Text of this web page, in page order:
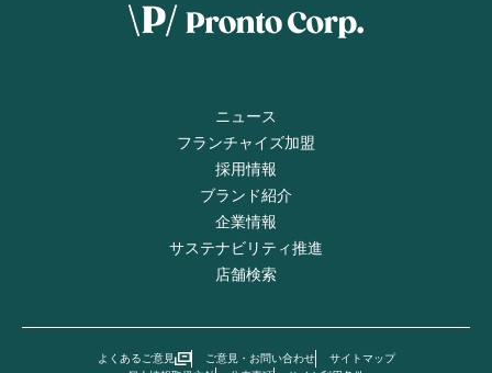
ニュース
フランチャイズ加盟
採用情報
ブランド紹介
企業情報
サステナビリティ推進
店舗検索
よくあるご意見 ご意見・お問い合わせ
サイトマップ